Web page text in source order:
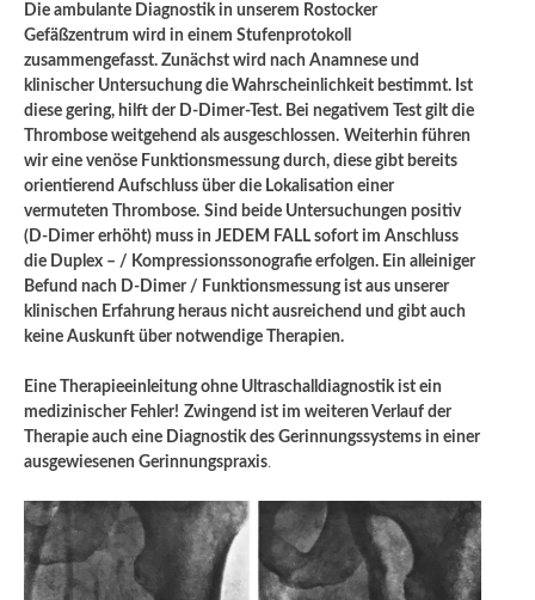
Die ambulante Diagnostik in unserem Rostocker
Gefäßzentrum wird in einem Stufenprotokoll
zusammengefasst. Zunächst wird nach Anamnese und
klinischer Untersuchung die Wahrscheinlichkeit bestimmt. Ist
diese gering, hilft der D-Dimer-Test. Bei negativem Test gilt die
Thrombose weitgehend als ausgeschlossen. Weiterhin führen
wir eine venöse Funktionsmessung durch, diese gibt bereits
orientierend Aufschluss über die Lokalisation einer
vermuteten Thrombose. Sind beide Untersuchungen positiv
(D-Dimer erhöht) muss in JEDEM FALL sofort im Anschluss
die Duplex – / Kompressionssonografie erfolgen. Ein alleiniger
Befund nach D-Dimer / Funktionsmessung ist aus unserer
klinischen Erfahrung heraus nicht ausreichend und gibt auch
keine Auskunft über notwendige Therapien.
Eine Therapieeinleitung ohne Ultraschalldiagnostik ist ein
medizinischer Fehler! Zwingend ist im weiteren Verlauf der
Therapie auch eine Diagnostik des Gerinnungssystems in einer
ausgewiesenen Gerinnungspraxis.